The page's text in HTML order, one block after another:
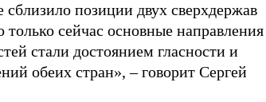
позиции двух сверхдержав
сейчас основные направления
стали достоянием гласности и
обеих стран», – говорит Сергей